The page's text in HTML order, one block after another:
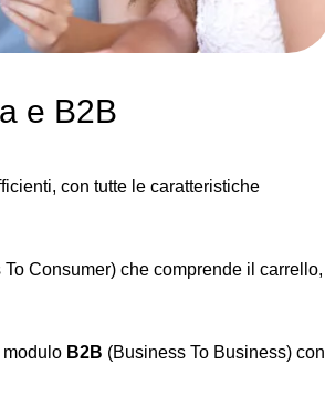
e B2B
con tutte le caratteristiche
To Consumer) che comprende il carrello,
modulo B2B (Business To Business) con